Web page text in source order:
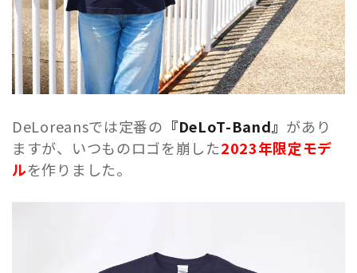
DeLoreansでは定番の 『DeLoT-Band』 があり
ますが、いつものロゴを崩した2023年限定モデ
ルを作りました。